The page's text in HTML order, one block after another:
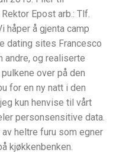
Epost arb.: Tlf.
håper å gjenta camp
dating sites Francesco
andre, og realiserte
over på den
for en ny natt i den
kun henvise til vårt
personsensitive data.
av heltre furu som egner
kjøkkenbenken.